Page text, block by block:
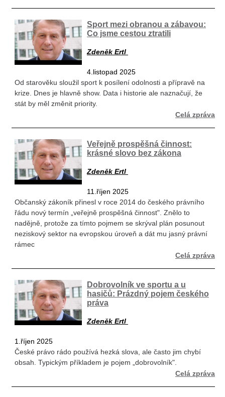
Sport mezi obranou a zábavou:
Co jsme cestou ztratili
Zdeněk Ertl
4.listopad 2025
Od starověku sloužil sport k posílení odolnosti a přípravě na
krize. Dnes je hlavně show. Data i historie ale naznačují, že
stát by měl změnit priority.
Celá zpráva
Veřejně prospěšná činnost:
krásné slovo bez zákona
Zdeněk Ertl
11.říjen 2025
Občanský zákoník přinesl v roce 2014 do českého právního
řádu nový termín „veřejně prospěšná činnost". Znělo to
nadějně, protože za tímto pojmem se skrýval plán posunout
neziskový sektor na evropskou úroveň a dát mu jasný právní
rámec
Celá zpráva
Dobrovolník ve sportu a u
hasičů: Prázdný pojem českého
práva
Zdeněk Ertl
1.říjen 2025
České právo rádo používá hezká slova, ale často jim chybí
obsah. Typickým příkladem je pojem „dobrovolník".
Celá zpráva